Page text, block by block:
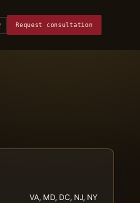
Request consultation
VA, MD, DC, NJ, NY